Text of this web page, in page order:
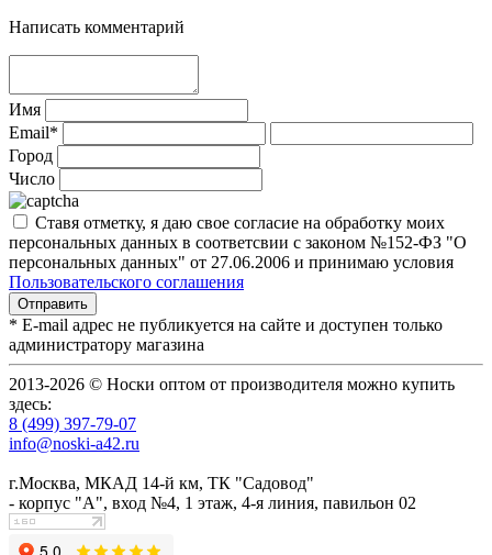
Написать комментарий
Имя
Email*
Город
Число
Ставя отметку, я даю свое согласие на обработку моих
персональных данных в соответсвии с законом №152-ФЗ "О
персональных данных" от 27.06.2006 и принимаю условия
Пользовательского соглашения
* E-mail адрес не публикуется на сайте и доступен только
администратору магазина
2013-2026 © Носки оптом от производителя можно купить
здесь:
8 (499) 397-79-07
info@noski-a42.ru
г.Москва, МКАД 14-й км, ТК "Садовод"
- корпус "А", вход №4, 1 этаж, 4-я линия, павильон 02